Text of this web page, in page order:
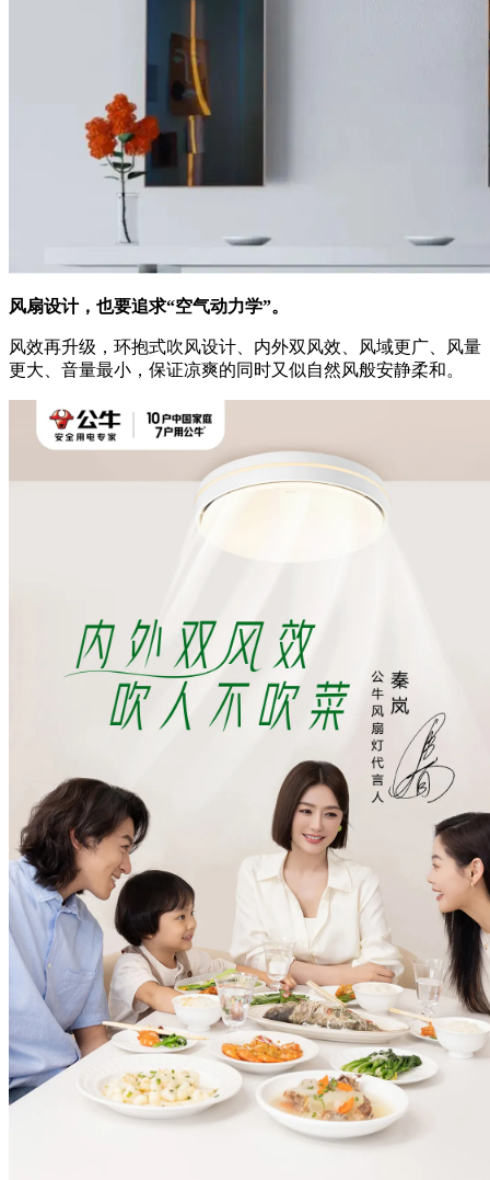
风扇设计，也要追求“空气动力学”。
风效再升级，环抱式吹风设计、内外双风效、风域更广、风量
更大、音量最小，保证凉爽的同时又似自然风般安静柔和。